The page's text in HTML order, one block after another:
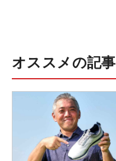
オススメの記事